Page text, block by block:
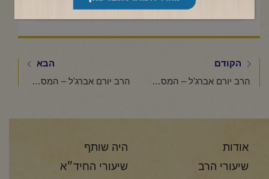
הקודם
הרב יורם אברג'ל – המסר היומי – הזהרו מחיקויים- ד' ניסן תשפ"ו
הבא
הרב יורם אברג'ל – המסר היומי – שבת הגדול – ו' ניסן תשפ"ו
אודות
היה שותף
שיעורי הרב
שיעורי החיד״א